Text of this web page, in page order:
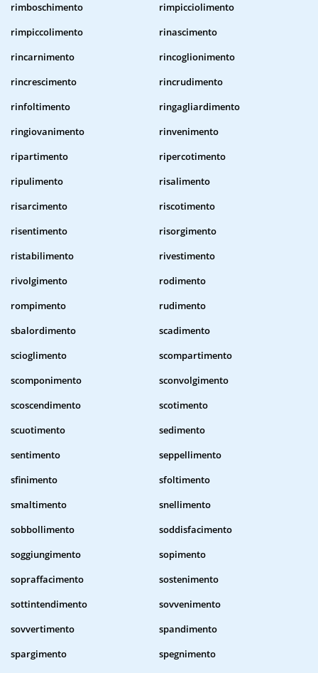
rimboschimento
rimpicciolimento
rimpiccolimento
rinascimento
rincarnimento
rincoglionimento
rincrescimento
rincrudimento
rinfoltimento
ringagliardimento
ringiovanimento
rinvenimento
ripartimento
ripercotimento
ripulimento
risalimento
risarcimento
riscotimento
risentimento
risorgimento
ristabilimento
rivestimento
rivolgimento
rodimento
rompimento
rudimento
sbalordimento
scadimento
scioglimento
scompartimento
scomponimento
sconvolgimento
scoscendimento
scotimento
scuotimento
sedimento
sentimento
seppellimento
sfinimento
sfoltimento
smaltimento
snellimento
sobbollimento
soddisfacimento
soggiungimento
sopimento
sopraffacimento
sostenimento
sottintendimento
sovvenimento
sovvertimento
spandimento
spargimento
spegnimento